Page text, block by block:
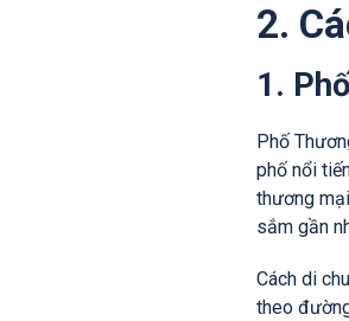
2.
1.
Phố
phố nổi
thương
sắm gần
Cách di
theo